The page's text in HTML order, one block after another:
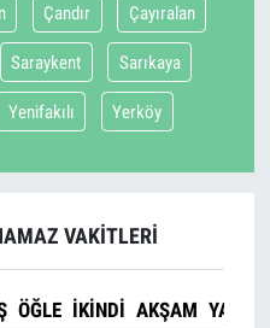
Çandır Çayıralan
Saraykent Sarıkaya
Yenifakılı Yerköy
VAKITLERI
ÖĞLE İKINDI AKŞAM YATSI